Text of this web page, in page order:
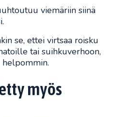
viemäriin siinä
se, ettei virtsaa roisku
tai suihkuverhoon,
myös